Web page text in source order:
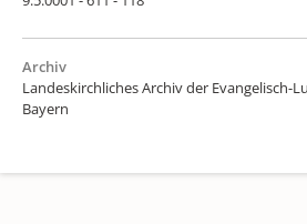
Archiv
Landeskirchliches Archiv der Evangelisch-
Bayern